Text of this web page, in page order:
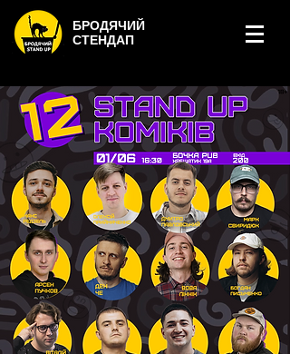
БРОДЯЧИЙ
СТЕНДАП